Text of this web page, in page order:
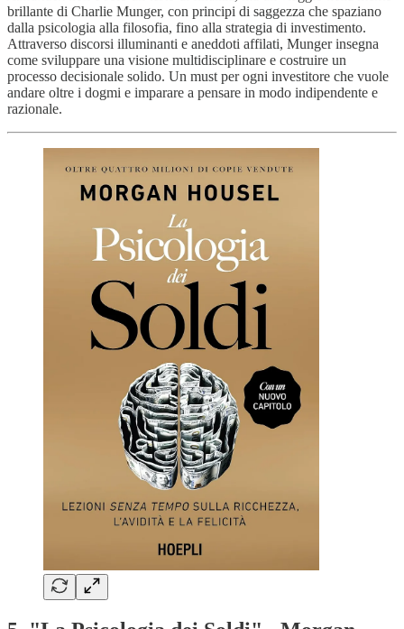
brillante di Charlie Munger, con principi di saggezza che spaziano
dalla psicologia alla filosofia, fino alla strategia di investimento.
Attraverso discorsi illuminanti e aneddoti affilati, Munger insegna
come sviluppare una visione multidisciplinare e costruire un
processo decisionale solido. Un must per ogni investitore che vuole
andare oltre i dogmi e imparare a pensare in modo indipendente e
razionale.